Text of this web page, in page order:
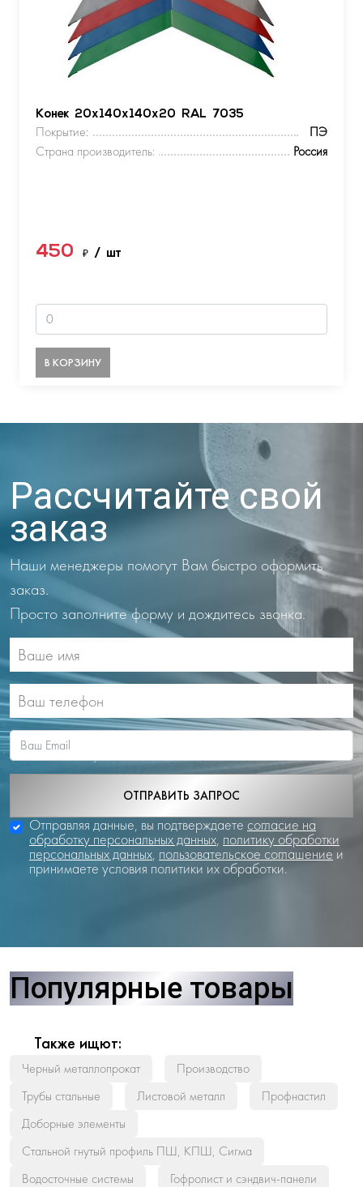
Конек 20х140х140х20 RAL 7035
Покрытие:
ПЭ
Страна производитель:
Россия
450 ₽ / шт
В КОРЗИНУ
Рассчитайте свой
заказ
Наши менеджеры помогут Вам быстро оформить
заказ.
Просто заполните форму и дождитесь звонка.
ОТПРАВИТЬ ЗАПРОС
Отправляя данные, вы подтверждаете согласие на
обработку персональных данных, политику обработки
персональных данных, пользовательское соглашение и
принимаете условия политики их обработки.
Популярные товары
Также ищют:
Черный металлопрокат
Производство
Трубы стальные
Листовой металл
Профнастил
Доборные элементы
Стальной гнутый профиль ПШ, КПШ, Сигма
Водосточные системы
Гофролист и сэндвич-панели